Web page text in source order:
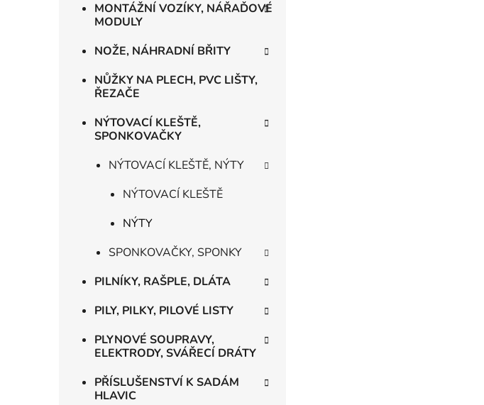
MONTÁŽNÍ VOZÍKY, NÁŘAĎOVÉ
MODULY
NOŽE, NÁHRADNÍ BŘITY
NŮŽKY NA PLECH, PVC LIŠTY,
ŘEZAČE
NÝTOVACÍ KLEŠTĚ,
SPONKOVAČKY
NÝTOVACÍ KLEŠTĚ, NÝTY
NÝTOVACÍ KLEŠTĚ
NÝTY
SPONKOVAČKY, SPONKY
PILNÍKY, RAŠPLE, DLÁTA
PILY, PILKY, PILOVÉ LISTY
PLYNOVÉ SOUPRAVY,
ELEKTRODY, SVÁŘECÍ DRÁTY
PŘÍSLUŠENSTVÍ K SADÁM
HLAVIC